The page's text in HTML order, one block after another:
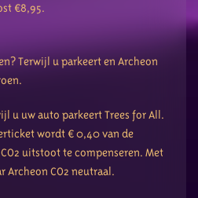
€8,95.
Terwijl u parkeert en Archeon
u uw auto parkeert Trees for All.
wordt € 0,40 van de
uitstoot te compenseren. Met
Archeon CO2 neutraal.